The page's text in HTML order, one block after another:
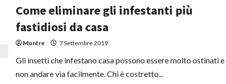
scegliere:
tradizionale
o
scopa
Come eliminare gli infestanti più
fastidiosi da casa
Montre 7 Settembre 2019
Gli insetti che infestano casa possono essere molto ostinati e
non andare via facilmente. Chi è costretto...